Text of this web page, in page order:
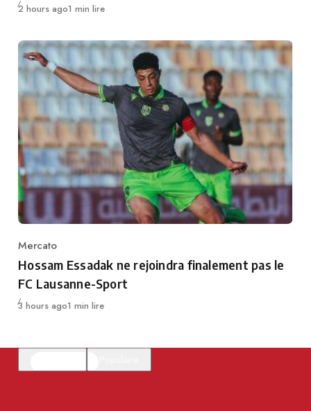
Publié
2 hours ago1 min lire
Category
Mercato
Hossam Essadak ne rejoindra finalement pas le
FC Lausanne-Sport
Publié
3 hours ago1 min lire